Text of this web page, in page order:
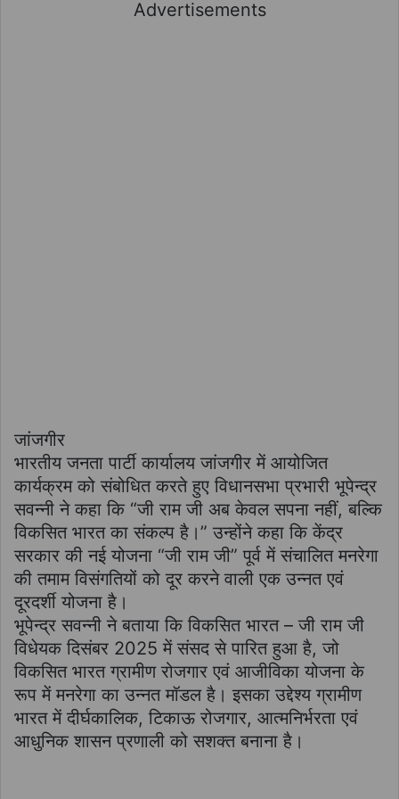
Advertisements
जांजगीर
भारतीय जनता पार्टी कार्यालय जांजगीर में आयोजित
कार्यक्रम को संबोधित करते हुए विधानसभा प्रभारी भूपेन्द्र
सवन्नी ने कहा कि “जी राम जी अब केवल सपना नहीं, बल्कि
विकसित भारत का संकल्प है।” उन्होंने कहा कि केंद्र
सरकार की नई योजना “जी राम जी” पूर्व में संचालित मनरेगा
की तमाम विसंगतियों को दूर करने वाली एक उन्नत एवं
दूरदर्शी योजना है।
भूपेन्द्र सवन्नी ने बताया कि विकसित भारत – जी राम जी
विधेयक दिसंबर 2025 में संसद से पारित हुआ है, जो
विकसित भारत ग्रामीण रोजगार एवं आजीविका योजना के
रूप में मनरेगा का उन्नत मॉडल है। इसका उद्देश्य ग्रामीण
भारत में दीर्घकालिक, टिकाऊ रोजगार, आत्मनिर्भरता एवं
आधुनिक शासन प्रणाली को सशक्त बनाना है।